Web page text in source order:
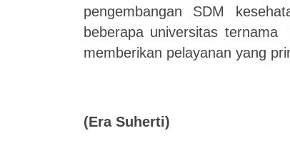
pengembangan SDM
beberapa universitas
memberikan pelayanan yang
(Era Suherti)